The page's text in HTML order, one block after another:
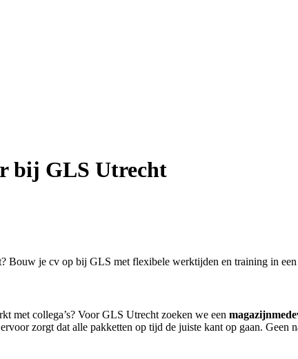
bij GLS Utrecht
Bouw je cv op bij GLS met flexibele werktijden en training in
met collega’s? Voor GLS Utrecht zoeken we een
zorgt dat alle pakketten op tijd de juiste kant op gaan. Geen